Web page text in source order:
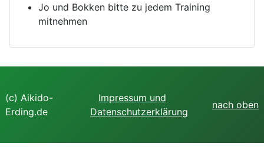
Jo und Bokken bitte zu jedem Training
mitnehmen
(c) Aikido-
Erding.de
Impressum und
Datenschutzerklärung
nach oben